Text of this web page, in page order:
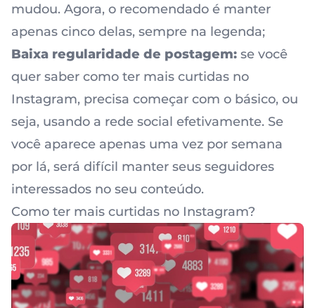
mudou. Agora, o recomendado é manter
apenas cinco delas, sempre na legenda;
Baixa regularidade de postagem: se você
quer saber como ter mais curtidas no
Instagram, precisa começar com o básico, ou
seja, usando a rede social efetivamente. Se
você aparece apenas uma vez por semana
por lá, será difícil manter seus seguidores
interessados no seu conteúdo.
Como ter mais curtidas no Instagram?